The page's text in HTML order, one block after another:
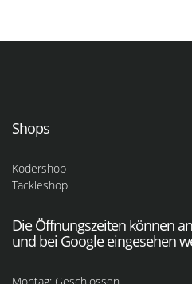
Shops
Ködershop
Tackleshop
Die Öffnungszeiten können
und bei Google eingesehen